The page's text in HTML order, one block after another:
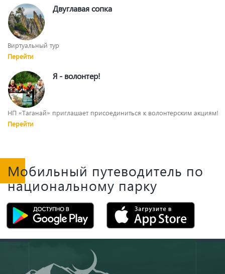
Двуглавая сопка
Виртуальный тур
Перейти
Я - волонтер!
НП «Таганай» приглашает присоединиться к волонтерским акциям!
Перейти
Мобильный путеводитель по
национальному парку